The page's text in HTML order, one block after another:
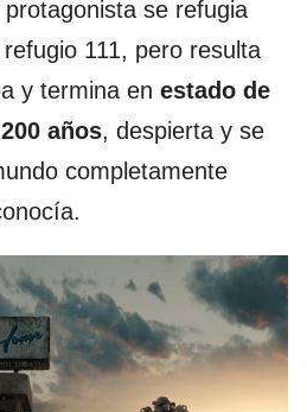
se refugia
111, pero resulta
y termina en estado de
años, despierta y se
completamente